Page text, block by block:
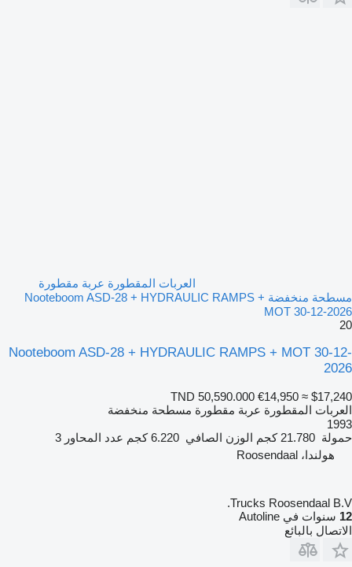
العربات المقطورة عربة مقطورة
مسطحة منخفضة Nooteboom ASD-28 + HYDRAULIC RAMPS +
MOT 30-12-2026
20
Nooteboom ASD-28 + HYDRAULIC RAMPS + MOT 30-12-
2026
TND 50,590.000 €14,950 ≈ $17,240
العربات المقطورة عربة مقطورة مسطحة منخفضة
1993
حمولة 21.780 كجم الوزن الصافي 6.220 كجم عدد المحاور 3
هولندا، Roosendaal
Trucks Roosendaal B.V.
12 سنوات في Autoline
الاتصال بالبائع